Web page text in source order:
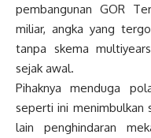
pembangunan GOR
miliar, angka yang
tanpa skema
sejak awal.
Pihaknya menduga
seperti ini menimbulkan
lain penghindaran